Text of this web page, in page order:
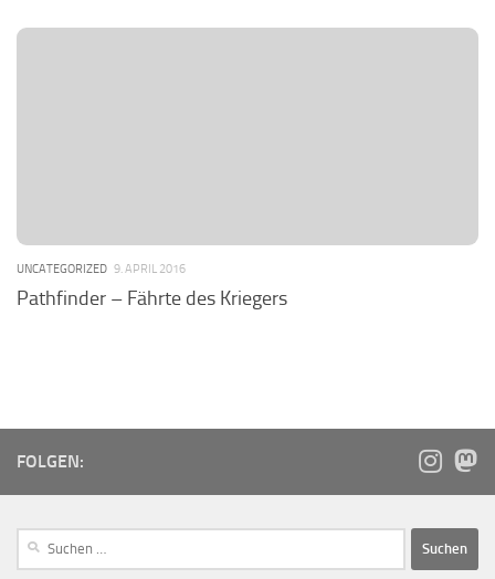
UNCATEGORIZED 9. APRIL 2016
Pathfinder – Fährte des Kriegers
FOLGEN: